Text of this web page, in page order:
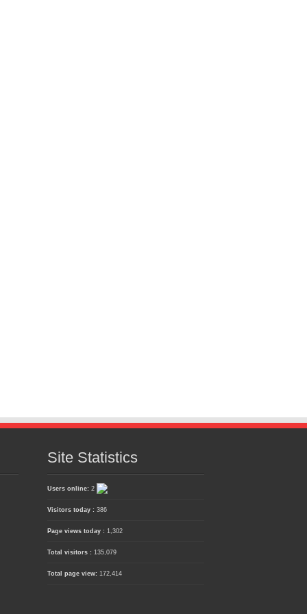
Site Statistics
Users online: 2
Visitors today : 386
Page views today : 1,302
Total visitors : 135,079
Total page view: 172,414